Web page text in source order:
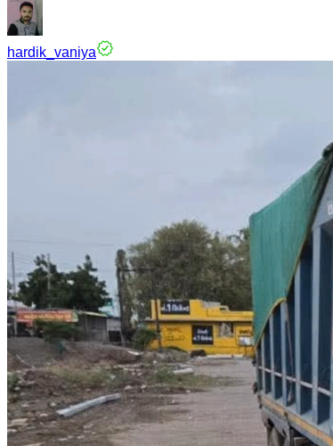
hardik_vaniya